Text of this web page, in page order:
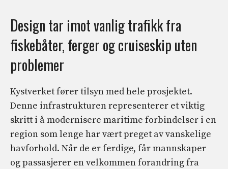
Design tar imot vanlig trafikk fra
fiskebåter, ferger og cruiseskip uten
problemer
Kystverket fører tilsyn med hele prosjektet.
Denne infrastrukturen representerer et viktig
skritt i å modernisere maritime forbindelser i en
region som lenge har vært preget av vanskelige
havforhold. Når de er ferdige, får mannskaper
og passasjerer en velkommen forandring fra